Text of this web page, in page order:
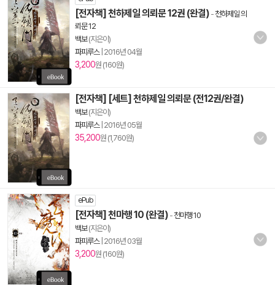
[전자책] 천하제일 의뢰문 12권 (완결) -천하제일 의
뢰문 12
백보(지은이)
파피루스| 2016년 04월
3,200원 (160원)
[전자책] [세트] 천하제일 의뢰문 (전12권/완결)
백보(지은이)
파피루스| 2016년 05월
35,200원 (1,760원)
ePub
[전자책] 천마행 10 (완결) -천마행 10
백보(지은이)
파피루스| 2016년 03월
3,200원 (160원)